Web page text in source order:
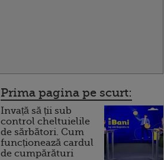
Prima pagina pe scurt:
Invață să ții sub
control cheltuielile
de sărbători. Cum
funcționează cardul
de cumpărături